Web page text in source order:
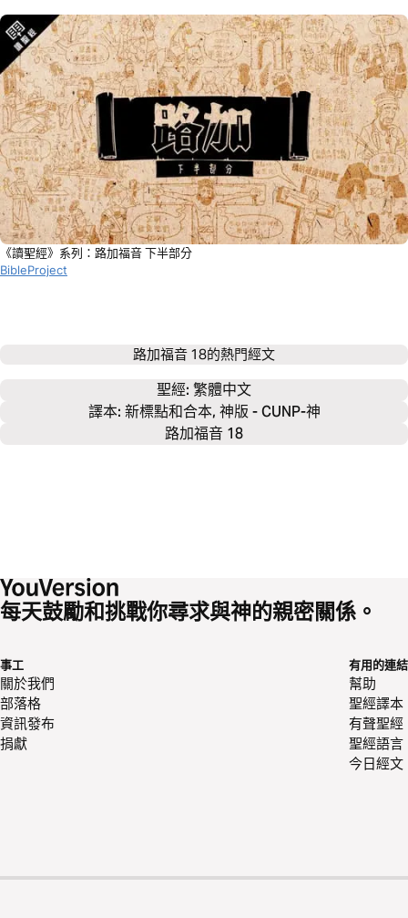
《讀聖經》系列：路加福音 下半部分
BibleProject
路加福音 18的熱門經文
聖經: 繁體中文
譯本: 新標點和合本, 神版 - CUNP-神
路加福音 18
每天鼓勵和挑戰你尋求與神的親密關係。
事工
關於我們
部落格
資訊發布
捐獻
有用的連結
幫助
聖經譯本
有聲聖經
聖經語言
今日經文